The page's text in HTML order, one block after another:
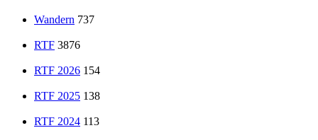
Wandern 737
RTF 3876
RTF 2026 154
RTF 2025 138
RTF 2024 113